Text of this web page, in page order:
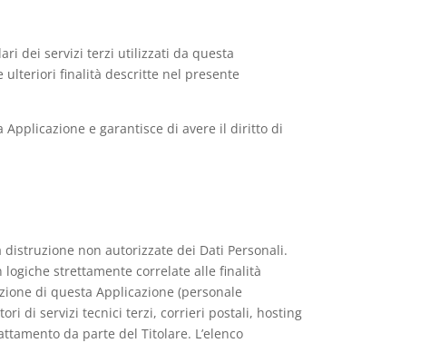
dei servizi terzi utilizzati da questa
ulteriori finalità descritte nel presente
Applicazione e garantisce di avere il diritto di
non autorizzate dei Dati Personali.
strettamente correlate alle finalità
di questa Applicazione (personale
di servizi tecnici terzi, corrieri postali, hosting
da parte del Titolare. L’elenco